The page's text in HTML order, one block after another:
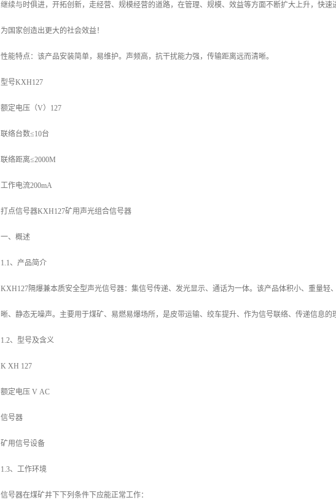
继续与时俱进，开拓创新，走经营、规模经营的道路，在管理、规模、效益等方面不断扩大上升，快
为国家创造出更大的社会效益！
性能特点：该产品安装简单，易维护。声频高，抗干扰能力强，传输距离远而清晰。
型号KXH127
额定电压（V）127
联络台数≤10台
联络距离≤2000M
工作电流200mA
打点信号器KXH127矿用声光组合信号器
一、概述
1.1、产品简介
KXH127隔爆兼本质安全型声光信号器：集信号传递、发光显示、通话为一体。该产品体积小、重量
晰、静态无噪声。主要用于煤矿、易燃易爆场所，是皮带运输、绞车提升、作为信号联络、传递信息的
1.2、型号及含义
K XH 127
额定电压 V AC
信号器
矿用信号设备
1.3、工作环境
信号器在煤矿井下下列条件下应能正常工作：